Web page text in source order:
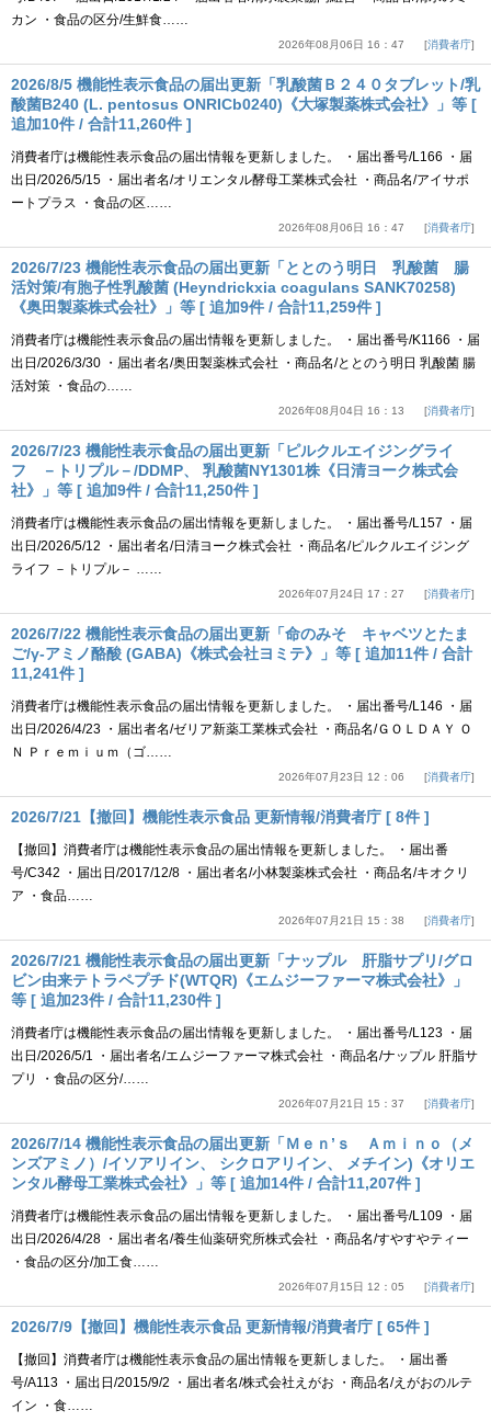
カン ・食品の区分/生鮮食……
2026年08月06日 16：47 消費者庁
2026/8/5 機能性表示食品の届出更新「乳酸菌Ｂ２４０タブレット/乳
酸菌B240 (L. pentosus ONRICb0240)《大塚製薬株式会社》」等 [
追加10件 / 合計11,260件 ]
消費者庁は機能性表示食品の届出情報を更新しました。 ・届出番号/L166 ・届
出日/2026/5/15 ・届出者名/オリエンタル酵母工業株式会社 ・商品名/アイサポ
ートプラス ・食品の区……
2026年08月06日 16：47 消費者庁
2026/7/23 機能性表示食品の届出更新「ととのう明日 乳酸菌 腸
活対策/有胞子性乳酸菌 (Heyndrickxia coagulans SANK70258)
《奥田製薬株式会社》」等 [ 追加9件 / 合計11,259件 ]
消費者庁は機能性表示食品の届出情報を更新しました。 ・届出番号/K1166 ・届
出日/2026/3/30 ・届出者名/奥田製薬株式会社 ・商品名/ととのう明日 乳酸菌 腸
活対策 ・食品の……
2026年08月04日 16：13 消費者庁
2026/7/23 機能性表示食品の届出更新「ピルクルエイジングライ
フ －トリプル－/DDMP、 乳酸菌NY1301株《日清ヨーク株式会
社》」等 [ 追加9件 / 合計11,250件 ]
消費者庁は機能性表示食品の届出情報を更新しました。 ・届出番号/L157 ・届
出日/2026/5/12 ・届出者名/日清ヨーク株式会社 ・商品名/ピルクルエイジング
ライフ －トリプル－ ……
2026年07月24日 17：27 消費者庁
2026/7/22 機能性表示食品の届出更新「命のみそ キャベツとたま
ご/γ-アミノ酪酸 (GABA)《株式会社ヨミテ》」等 [ 追加11件 / 合計
11,241件 ]
消費者庁は機能性表示食品の届出情報を更新しました。 ・届出番号/L146 ・届
出日/2026/4/23 ・届出者名/ゼリア新薬工業株式会社 ・商品名/ＧＯＬＤＡＹ Ｏ
Ｎ Ｐｒｅｍｉｕｍ（ゴ……
2026年07月23日 12：06 消費者庁
2026/7/21【撤回】機能性表示食品 更新情報/消費者庁 [ 8件 ]
【撤回】消費者庁は機能性表示食品の届出情報を更新しました。 ・届出番
号/C342 ・届出日/2017/12/8 ・届出者名/小林製薬株式会社 ・商品名/キオクリ
ア ・食品……
2026年07月21日 15：38 消費者庁
2026/7/21 機能性表示食品の届出更新「ナップル 肝脂サプリ/グロ
ビン由来テトラペプチド(WTQR)《エムジーファーマ株式会社》」
等 [ 追加23件 / 合計11,230件 ]
消費者庁は機能性表示食品の届出情報を更新しました。 ・届出番号/L123 ・届
出日/2026/5/1 ・届出者名/エムジーファーマ株式会社 ・商品名/ナップル 肝脂サ
プリ ・食品の区分/……
2026年07月21日 15：37 消費者庁
2026/7/14 機能性表示食品の届出更新「Ｍｅｎ’ｓ Ａｍｉｎｏ（メ
ンズアミノ）/イソアリイン、 シクロアリイン、 メチイン)《オリエ
ンタル酵母工業株式会社》」等 [ 追加14件 / 合計11,207件 ]
消費者庁は機能性表示食品の届出情報を更新しました。 ・届出番号/L109 ・届
出日/2026/4/28 ・届出者名/養生仙薬研究所株式会社 ・商品名/すやすやティー
・食品の区分/加工食……
2026年07月15日 12：05 消費者庁
2026/7/9【撤回】機能性表示食品 更新情報/消費者庁 [ 65件 ]
【撤回】消費者庁は機能性表示食品の届出情報を更新しました。 ・届出番
号/A113 ・届出日/2015/9/2 ・届出者名/株式会社えがお ・商品名/えがおのルテ
イン ・食……